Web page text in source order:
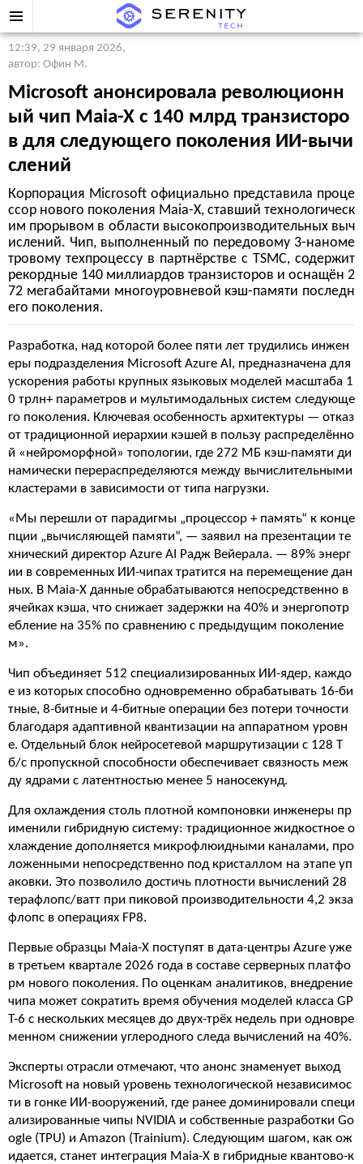
12:39, 29 января 2026,
автор: Офин М.
Microsoft анонсировала революционн
ый чип Maia-X с 140 млрд транзисторо
в для следующего поколения ИИ-вычи
слений
Корпорация Microsoft официально представила проце
ссор нового поколения Maia-X, ставший технологическ
им прорывом в области высокопроизводительных выч
ислений. Чип, выполненный по передовому 3-наноме
тровому техпроцессу в партнёрстве с TSMC, содержит
рекордные 140 миллиардов транзисторов и оснащён 2
72 мегабайтами многоуровневой кэш-памяти последн
его поколения.
Разработка, над которой более пяти лет трудились инжен
еры подразделения Microsoft Azure AI, предназначена для
ускорения работы крупных языковых моделей масштаба 1
0 трлн+ параметров и мультимодальных систем следующе
го поколения. Ключевая особенность архитектуры — отказ
от традиционной иерархии кэшей в пользу распределённо
й «нейроморфной» топологии, где 272 МБ кэш-памяти ди
намически перераспределяются между вычислительными
кластерами в зависимости от типа нагрузки.
«Мы перешли от парадигмы „процессор + память“ к конце
пции „вычисляющей памяти“, — заявил на презентации те
хнический директор Azure AI Радж Вейерала. — 89% энерг
ии в современных ИИ-чипах тратится на перемещение дан
ных. В Maia-X данные обрабатываются непосредственно в
ячейках кэша, что снижает задержки на 40% и энергопотр
ебление на 35% по сравнению с предыдущим поколение
м».
Чип объединяет 512 специализированных ИИ-ядер, каждо
е из которых способно одновременно обрабатывать 16-би
тные, 8-битные и 4-битные операции без потери точности
благодаря адаптивной квантизации на аппаратном уровн
е. Отдельный блок нейросетевой маршрутизации с 128 Т
б/с пропускной способности обеспечивает связность меж
ду ядрами с латентностью менее 5 наносекунд.
Для охлаждения столь плотной компоновки инженеры пр
именили гибридную систему: традиционное жидкостное о
хлаждение дополняется микрофлюидными каналами, про
ложенными непосредственно под кристаллом на этапе уп
аковки. Это позволило достичь плотности вычислений 28
терафлопс/ватт при пиковой производительности 4,2 экза
флопс в операциях FP8.
Первые образцы Maia-X поступят в дата-центры Azure уже
в третьем квартале 2026 года в составе серверных платфо
рм нового поколения. По оценкам аналитиков, внедрение
чипа может сократить время обучения моделей класса GP
T-6 с нескольких месяцев до двух-трёх недель при одновре
менном снижении углеродного следа вычислений на 40%.
Эксперты отрасли отмечают, что анонс знаменует выход
Microsoft на новый уровень технологической независимос
ти в гонке ИИ-вооружений, где ранее доминировали специ
ализированные чипы NVIDIA и собственные разработки Go
ogle (TPU) и Amazon (Trainium). Следующим шагом, как ож
идается, станет интеграция Maia-X в гибридные квантово-к